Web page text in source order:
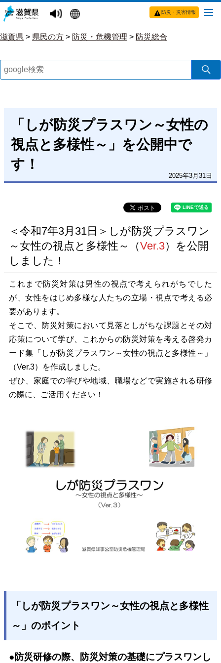
防災・災害情報
滋賀県 > 県民の方 > 防災・危機管理 > 防災総合
「しが防災プラスワン～女性の
視点と多様性～」を公開中で
す！
2025年3月31日
＜令和7年3月31日＞しが防災プラスワン
～女性の視点と多様性～（Ver.3）を公開
しました！
これまで防災対策は男性の視点で考えられがちでした
が、女性をはじめ多様な人たちの立場・視点で考える必
要があります。
そこで、防災対策において見落としがちな課題とその対
応策について学び、これからの防災対策を考える啓発カ
ード集「しが防災プラスワン～女性の視点と多様性～」
（Ver.3）を作成しました。
ぜひ、家庭での学びや地域、 職場などで実施される研修
の際に、ご活用ください！
「しが防災プラスワン～女性の視点と多様性
～」のポイント
●防災研修の際、防災対策の基礎にプラスワンし